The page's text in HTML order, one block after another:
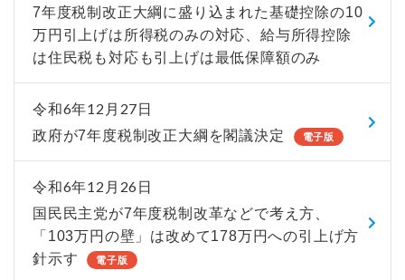
7年度税制改正大綱に盛り込まれた基礎控除の10
万円引上げは所得税のみの対応、給与所得控除
は住民税も対応も引上げは最低保障額のみ
令和6年12月27日
政府が7年度税制改正大綱を閣議決定 電子版
令和6年12月26日
国民民主党が7年度税制改革などで考え方、
「103万円の壁」は改めて178万円への引上げ方
針示す
電子版